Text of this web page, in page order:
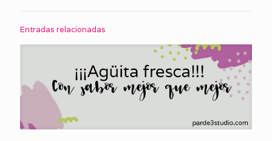
Entradas relacionadas